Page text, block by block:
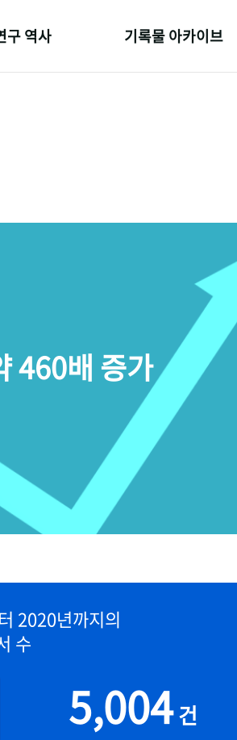
구 역사 기록물 아카이브
460배 증가
2020년까지의
수
5,004건